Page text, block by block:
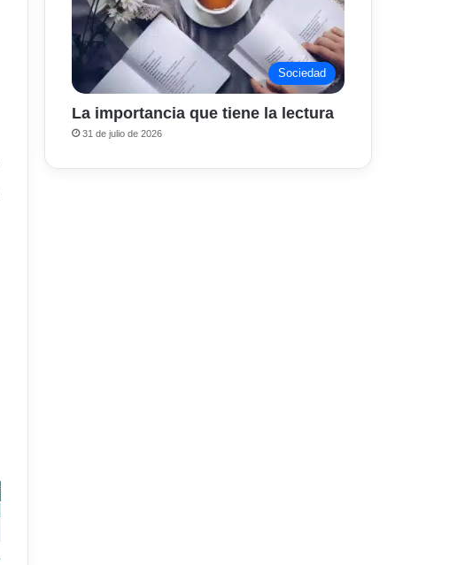
Sociedad
La importancia que tiene la lectura
31 de julio de 2026